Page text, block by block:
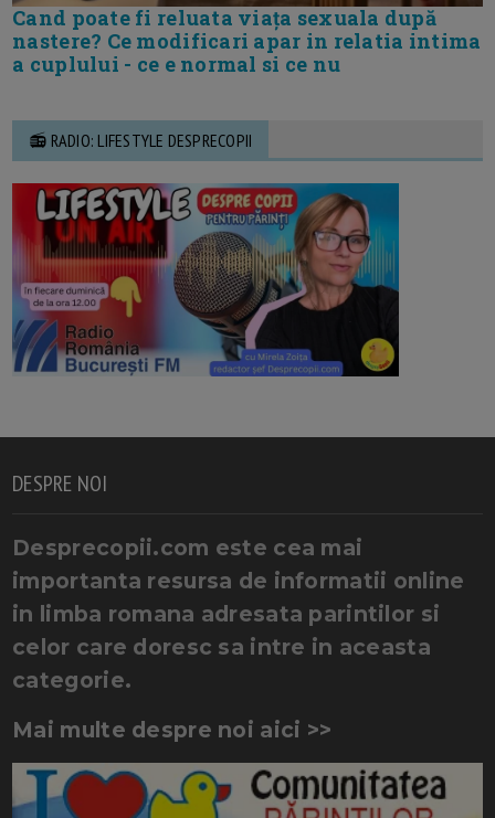
Cand poate fi reluata viața sexuala după
nastere? Ce modificari apar in relatia intima
a cuplului - ce e normal si ce nu
📻 RADIO: LIFESTYLE DESPRECOPII
DESPRE NOI
Desprecopii.com este cea mai
importanta resursa de informatii online
in limba romana adresata parintilor si
celor care doresc sa intre in aceasta
categorie.
Mai multe despre noi aici >>